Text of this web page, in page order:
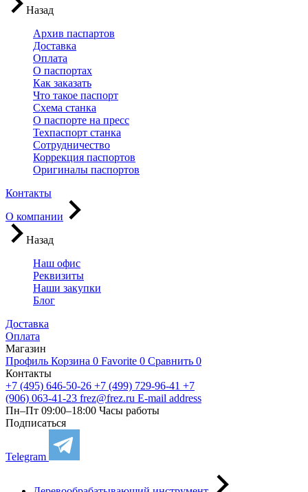
Назад
Архив паспартов
Доставка
Оплата
О паспортах
Как заказать
Что такое паспорт
Схема станка
О паспорте на пресс
Техпаспорт станка
Сотрудничество
Коррекция паспортов
Оригиналы паспортов
Контакты
О компании
Назад
Наш офис
Реквизиты
Наши закупки
Блог
Доставка
Оплата
Магазин
Профиль Корзина 0 Favorite 0 Сравнить 0
Контакты
+7 (495) 646-50-26 +7 (499) 729-96-41 +7
(906) 063-41-23 frez@frez.ru E-mail address
Пн–Пт 09:00–18:00 Часы работы
Подписаться
Telegram